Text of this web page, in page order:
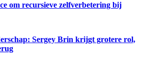
om recursieve zelfverbetering bij
Sergey Brin krijgt grotere rol,